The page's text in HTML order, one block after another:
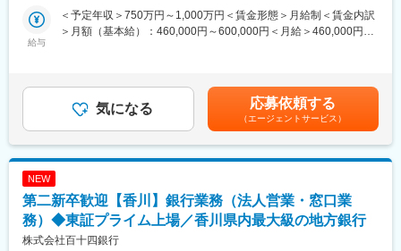
◇ サポート内容
百十四銀行ではお客さまの経営課題の解決や、事業の成長に活用
新事業、ITツール、省エネ機器などの設備投資に活用できる事業
再構築補助金、ものづくり補助金等の情報を提供します。
な確認書を発行します。
申請を支援する補助金コンサル事業者(有償)や香川県よろず支援拠
点等の公的支援機関を紹介します。
＜補助金申請サポート：有償＞
事業再構築補助金、ものづくり補助金等の申請内容の相談や事業
■業務概要：
本部営業部門の中核を担うコンサルティング部において、経験や
知識を活かしてプロフェッショナル人材を目指せる環境です。
コンサルティング部は、外部出向経験者やキャリア採用者等の多
■業務詳細：
◇ 背景
製造業において安定した品質で効率的に生産を行うために、生産
給与
＜予定年収＞750万円～1,000万円＜賃金形態＞月給制＜賃金内訳
＞月額（基本給）：460,000円～600,000円＜月給＞460,000円～
目安の金額であり、選考を通じて上下する可能性があります。月
給(月額)は固定手当を含めた表記です。
気になる 応募依頼する
（エージェントサービス）
NEW
第二新卒歓迎【香川】銀行業務（法人営業・窓口業
務）◆東証プライム上場／香川県内最大級の地方銀行
株式会社百十四銀行